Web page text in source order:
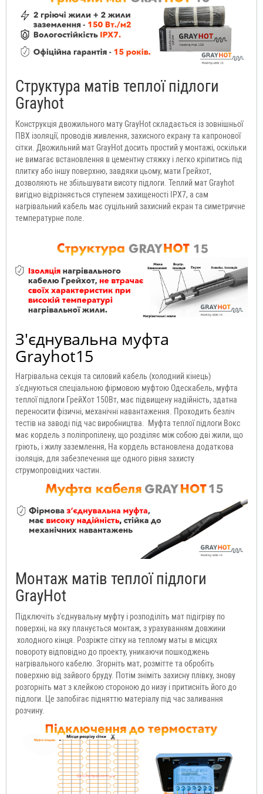
Структура матів теплої підлоги
Grayhot
Конструкція двожильного мату GrayHot складається із зовнішньої
ПВХ ізоляції, проводів живлення, захисного екрану та капронової
сітки. Двожильний мат GrayHot досить простий у монтажі, оскільки
не вимагає встановлення в цементну стяжку і легко кріпитись під
плитку або іншу поверхню, завдяки цьому, мати Грейхот,
дозволяють не збільшувати висоту підлоги. Теплий мат Grayhot
вигідно відрізняється ступенем захищеності IРХ7, а сам
нагрівальний кабель має суцільний захисний екран та симетричне
температурне поле.
З'єднувальна муфта
Grayhot15
Нагрівальна секція та силовий кабель (холодний кінець)
з'єднуються спеціальною фірмовою муфтою Одескабель, муфта
теплої підлоги ГрейХот 150Вт, має підвищену надійність, здатна
переносити фізичні, механічні навантаження. Проходить безліч
тестів на заводі під час виробництва. Муфта теплої підлоги Вокс
має кордель з поліпропілену, що розділяє між собою дві жили, що
гріють, і жилу заземлення, На кордель встановлена додаткова
ізоляція, для забезпечення ще одного рівня захисту
струмопровідних частин.
Монтаж матів теплої підлоги
GrayHot
Підключіть з'єднувальну муфту і розподіліть мат підігріву по
поверхні, на яку планується монтаж, з урахуванням довжини
холодного кінця. Розріжте сітку на теплому маты в місцях
повороту відповідно до проекту, уникаючи пошкоджень
нагрівального кабелю. Згорніть мат, розмітте та обробіть
поверхню від зайвого бруду. Потім зніміть захисну плівку, знову
розгорніть мат з клейкою стороною до низу і притисніть його до
підлоги. Це запобігає підняттю матеріалу під час заливання
розчину.